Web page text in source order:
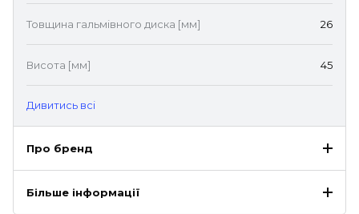
Товщина гальмівного диска [мм] 26
Висота [мм] 45
Дивитись всі
Про бренд
Більше інформації